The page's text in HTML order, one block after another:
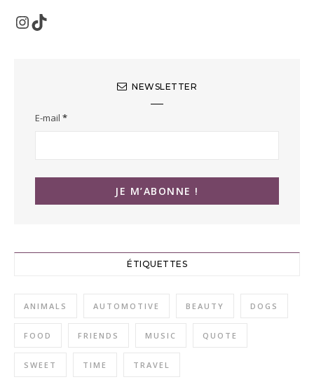
Instagram
TikTok
NEWSLETTER
E-mail *
ÉTIQUETTES
ANIMALS AUTOMOTIVE BEAUTY DOGS
FOOD FRIENDS MUSIC QUOTE
SWEET TIME TRAVEL